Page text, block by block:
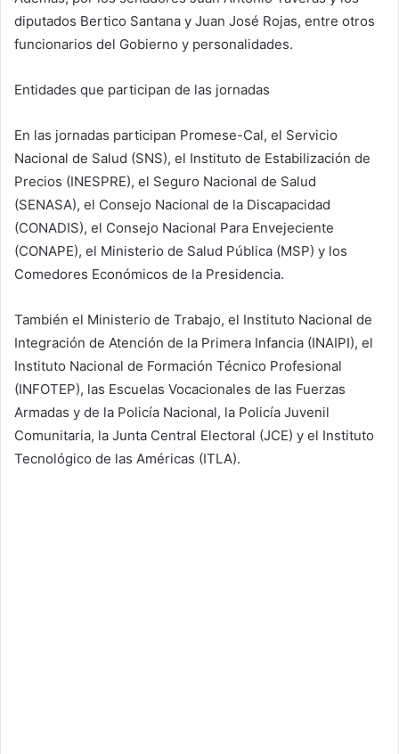
diputados Bertico Santana y Juan José Rojas, entre otros
funcionarios del Gobierno y personalidades.
Entidades que participan de las jornadas
En las jornadas participan Promese-Cal, el Servicio
Nacional de Salud (SNS), el Instituto de Estabilización de
Precios (INESPRE), el Seguro Nacional de Salud
(SENASA), el Consejo Nacional de la Discapacidad
(CONADIS), el Consejo Nacional Para Envejeciente
(CONAPE), el Ministerio de Salud Pública (MSP) y los
Comedores Económicos de la Presidencia.
También el Ministerio de Trabajo, el Instituto Nacional de
Integración de Atención de la Primera Infancia (INAIPI), el
Instituto Nacional de Formación Técnico Profesional
(INFOTEP), las Escuelas Vocacionales de las Fuerzas
Armadas y de la Policía Nacional, la Policía Juvenil
Comunitaria, la Junta Central Electoral (JCE) y el Instituto
Tecnológico de las Américas (ITLA).